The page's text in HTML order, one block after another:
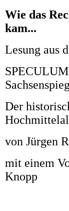
Wie das
kam...
Lesung aus
Der
von Jürgen
mit einem
Knopp